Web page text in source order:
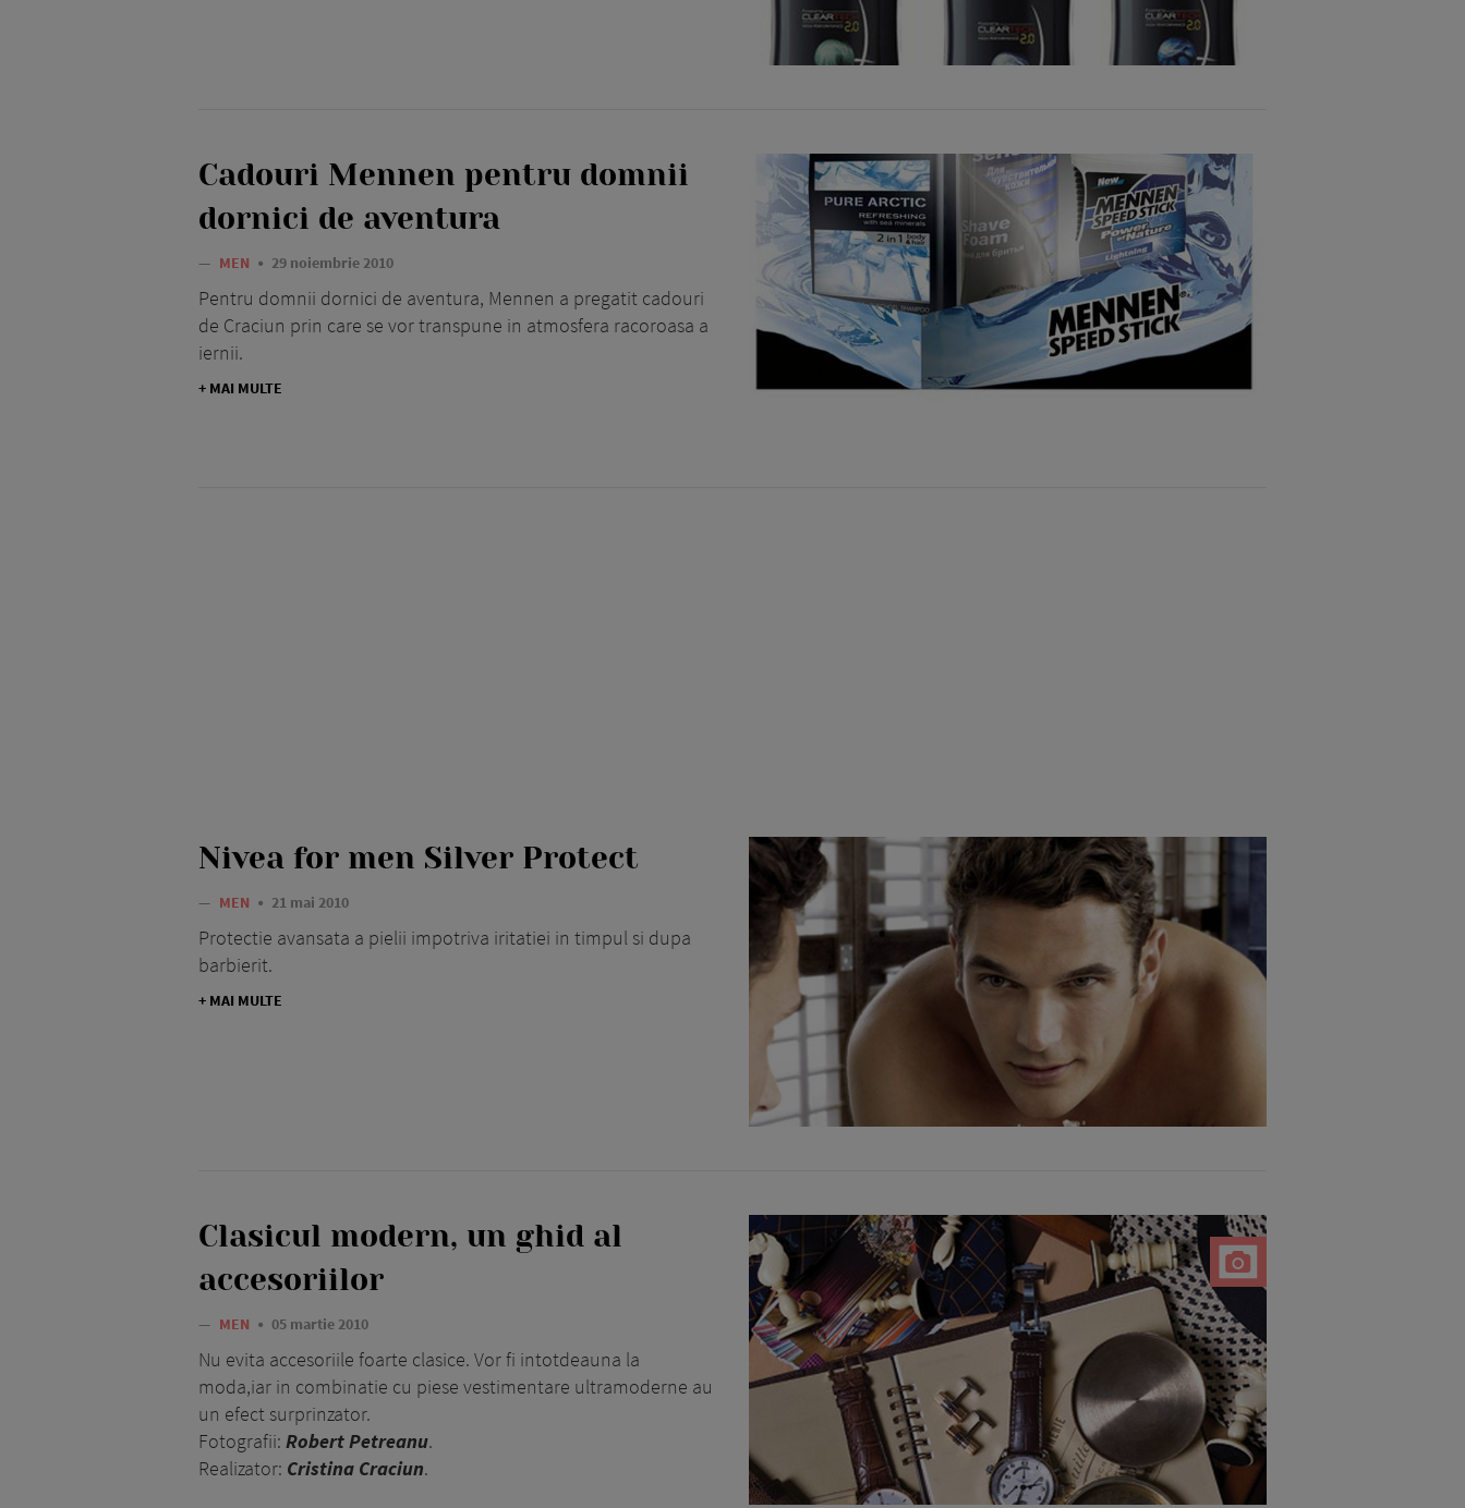
Cadouri Mennen pentru domnii
dornici de aventura
— MEN 29 noiembrie 2010
Pentru domnii dornici de aventura, Mennen a pregatit cadouri
de Craciun prin care se vor transpune in atmosfera racoroasa a
iernii.
+ MAI MULTE
Nivea for men Silver Protect
— MEN 21 mai 2010
Protectie avansata a pielii impotriva iritatiei in timpul si dupa
barbierit.
+ MAI MULTE
Clasicul modern, un ghid al
accesoriilor
— MEN 05 martie 2010
Nu evita accesoriile foarte clasice. Vor fi intotdeauna la
moda,iar in combinatie cu piese vestimentare ultramoderne au
un efect surprinzator.
Fotografii: Robert Petreanu.
Realizator: Cristina Craciun.